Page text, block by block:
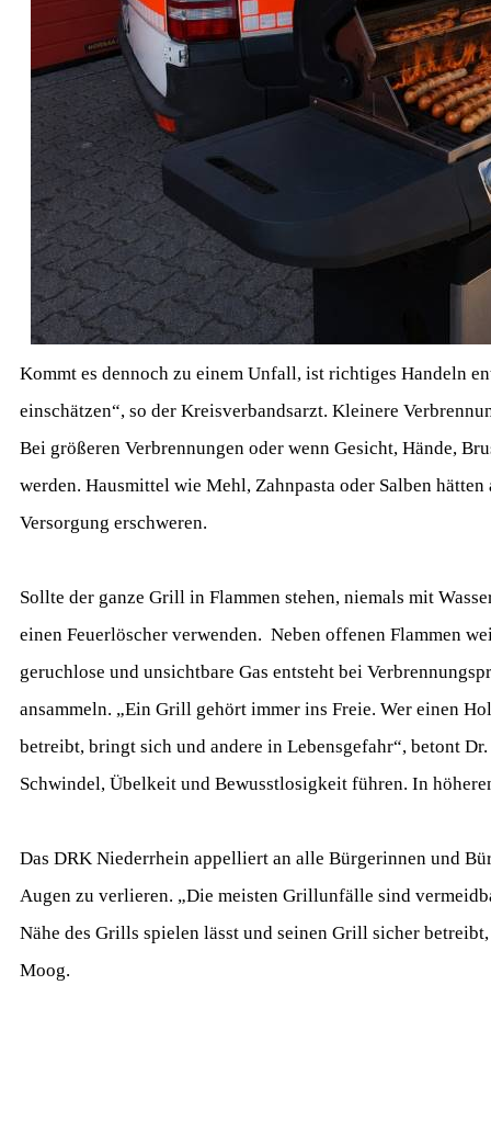
Kommt es dennoch zu einem Unfall, ist richtiges Handeln
einschätzen“, so der Kreisverbandsarzt. Kleinere
Bei größeren Verbrennungen oder wenn Gesicht, Hände,
werden. Hausmittel wie Mehl, Zahnpasta oder Salben
Versorgung erschweren.
Sollte der ganze Grill in Flammen stehen, niemals mit
einen Feuerlöscher verwenden. Neben offenen Flammen
geruchlose und unsichtbare Gas entsteht bei
ansammeln. „Ein Grill gehört immer ins Freie. Wer einen
betreibt, bringt sich und andere in Lebensgefahr“, betont
Schwindel, Übelkeit und Bewusstlosigkeit führen. In
Das DRK Niederrhein appelliert an alle Bürgerinnen und
Augen zu verlieren. „Die meisten Grillunfälle sind
Nähe des Grills spielen lässt und seinen Grill sicher
Moog.